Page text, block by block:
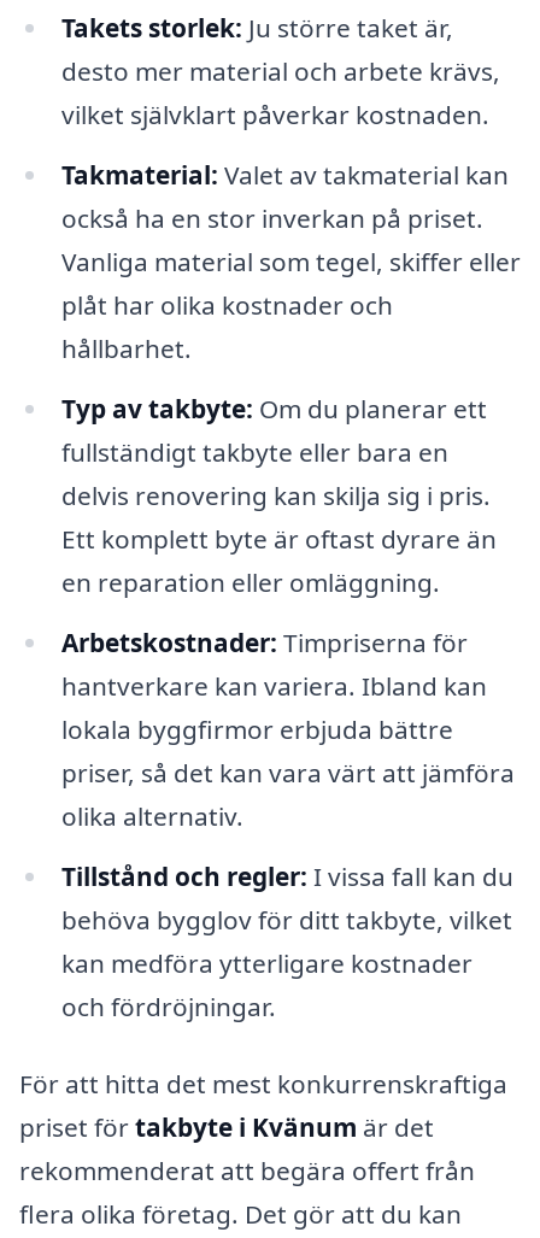
Takets storlek: Ju större taket är,
desto mer material och arbete krävs,
vilket självklart påverkar kostnaden.
Takmaterial: Valet av takmaterial kan
också ha en stor inverkan på priset.
Vanliga material som tegel, skiffer eller
plåt har olika kostnader och
hållbarhet.
Typ av takbyte: Om du planerar ett
fullständigt takbyte eller bara en
delvis renovering kan skilja sig i pris.
Ett komplett byte är oftast dyrare än
en reparation eller omläggning.
Arbetskostnader: Timpriserna för
hantverkare kan variera. Ibland kan
lokala byggfirmor erbjuda bättre
priser, så det kan vara värt att jämföra
olika alternativ.
Tillstånd och regler: I vissa fall kan du
behöva bygglov för ditt takbyte, vilket
kan medföra ytterligare kostnader
och fördröjningar.
För att hitta det mest konkurrenskraftiga
priset förtakbyte i Kvänum är det
rekommenderat att begära offert från
flera olika företag. Det gör att du kan